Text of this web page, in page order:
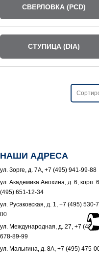
СВЕРЛОВКА (PCD)
СТУПИЦА (DIA)
НАШИ АДРЕСА
ул. Зорге, д. 7А, +7 (495) 941-99-88
ул. Академика Анохина, д. 6, корп.
(495) 651-12-34
ул. Русаковская, д. 1, +7 (495) 530-
00
ул. Международная, д. 27, +7 (495)
678-89-99
ул. Малыгина, д. 8А, +7 (495) 475-